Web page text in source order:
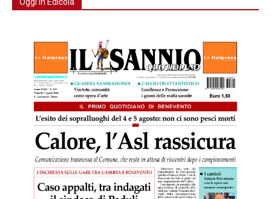
Oggi in Edicola